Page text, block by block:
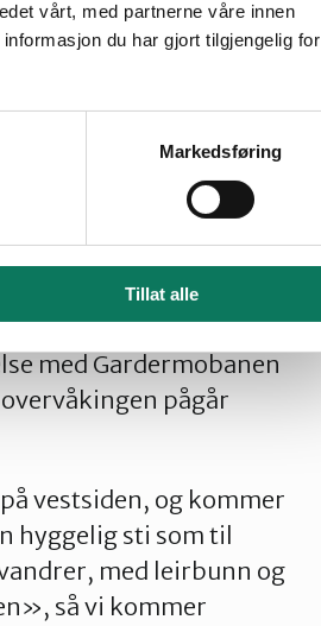
vårt, med partnerne våre innen
du har gjort tilgjengelig for
Markedsføring
Tillat alle
flott
en kort høstdag:
hold inntil
en halv kilometers
God sti. Først gjennom
skog. Spennende
tar vi til høyre
opp til det
med Gardermobanen
pågår
vestsiden, og kommer
hyggelig sti som til
med leirbunn og
så vi kommer